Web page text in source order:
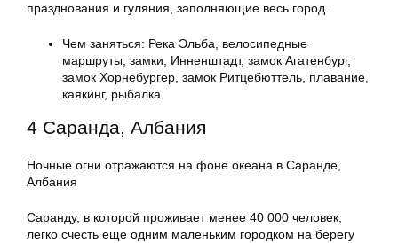
празднования и гуляния, заполняющие весь город.
Чем заняться: Река Эльба, велосипедные
маршруты, замки, Инненштадт, замок Агатенбург,
замок Хорнебургер, замок Ритцебюттель, плавание,
каякинг, рыбалка
4 Саранда, Албания
Ночные огни отражаются на фоне океана в Саранде,
Албания
Саранду, в которой проживает менее 40 000 человек,
легко счесть еще одним маленьким городком на берегу